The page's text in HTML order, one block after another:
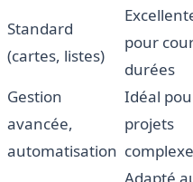
Standard
(cartes, listes)
pour
durées
Gestion
avancée,
automatisation
Idéal
projets